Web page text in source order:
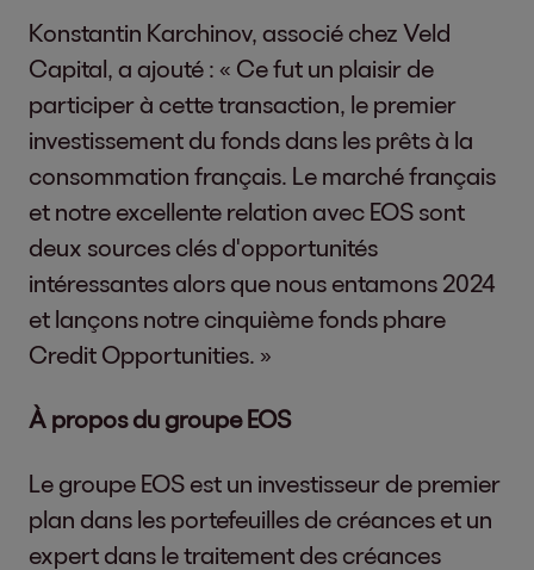
Konstantin Karchinov, associé chez Veld
Capital, a ajouté : « Ce fut un plaisir de
participer à cette transaction, le premier
investissement du fonds dans les prêts à la
consommation français. Le marché français
et notre excellente relation avec EOS sont
deux sources clés d'opportunités
intéressantes alors que nous entamons 2024
et lançons notre cinquième fonds phare
Credit Opportunities. »
À propos du groupe EOS
Le groupe EOS est un investisseur de premier
plan dans les portefeuilles de créances et un
expert dans le traitement des créances